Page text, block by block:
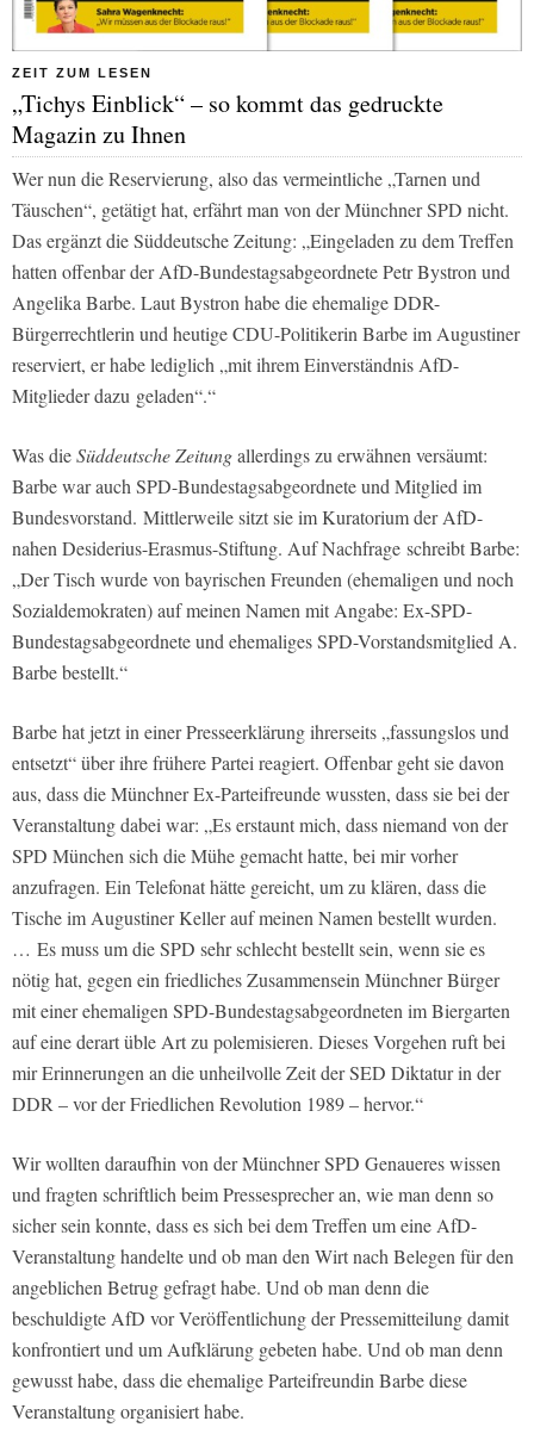
ZEIT ZUM LESEN
„Tichys Einblick“ – so kommt das gedruckte
Magazin zu Ihnen
Wer nun die Reservierung, also das vermeintliche „Tarnen und
Täuschen“, getätigt hat, erfährt man von der Münchner SPD nicht.
Das ergänzt dieSüddeutsche Zeitung: „Eingeladen zu dem Treffen
hatten offenbar der AfD-Bundestagsabgeordnete Petr Bystron und
Angelika Barbe. Laut Bystron habe die ehemalige DDR-
Bürgerrechtlerin und heutige CDU-Politikerin Barbe im Augustiner
reserviert, er habe lediglich „mit ihrem Einverständnis AfD-
Mitglieder dazu geladen“.“
Was dieSüddeutsche Zeitungallerdings zu erwähnen versäumt:
Barbe war auch SPD-Bundestagsabgeordnete und Mitglied im
Bundesvorstand. Mittlerweile sitzt sie im Kuratorium der AfD-
nahen Desiderius-Erasmus-Stiftung. Auf Nachfrage schreibt Barbe:
„Der Tisch wurde von bayrischen Freunden (ehemaligen und noch
Sozialdemokraten) auf meinen Namen mit Angabe: Ex-SPD-
Bundestagsabgeordnete und ehemaliges SPD-Vorstandsmitglied A.
Barbe bestellt.“
Barbe hat jetzt in einer Presseerklärung ihrerseits „fassungslos und
entsetzt“ über ihre frühere Partei reagiert. Offenbar geht sie davon
aus, dass die Münchner Ex-Parteifreunde wussten, dass sie bei der
Veranstaltung dabei war: „Es erstaunt mich, dass niemand von der
SPD München sich die Mühe gemacht hatte, bei mir vorher
anzufragen. Ein Telefonat hätte gereicht, um zu klären, dass die
Tische im Augustiner Keller auf meinen Namen bestellt wurden.
… Es muss um die SPD sehr schlecht bestellt sein, wenn sie es
nötig hat, gegen ein friedliches Zusammensein Münchner Bürger
mit einer ehemaligen SPD-Bundestagsabgeordneten im Biergarten
auf eine derart üble Art zu polemisieren. Dieses Vorgehen ruft bei
mir Erinnerungen an die unheilvolle Zeit der SED Diktatur in der
DDR – vor der Friedlichen Revolution 1989 – hervor.“
Wir wollten daraufhin von der Münchner SPD Genaueres wissen
und fragten schriftlich beim Pressesprecher an, wie man denn so
sicher sein konnte, dass es sich bei dem Treffen um eine AfD-
Veranstaltung handelte und ob man den Wirt nach Belegen für den
angeblichen Betrug gefragt habe. Und ob man denn die
beschuldigte AfD vor Veröffentlichung der Pressemitteilung damit
konfrontiert und um Aufklärung gebeten habe. Und ob man denn
gewusst habe, dass die ehemalige Parteifreundin Barbe diese
Veranstaltung organisiert habe.